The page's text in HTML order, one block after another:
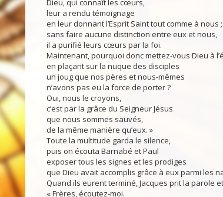
Dieu, qui connaît les cœurs,
leur a rendu témoignage
en leur donnant l’Esprit Saint tout comme à nous ;
sans faire aucune distinction entre eux et nous,
il a purifié leurs cœurs par la foi.
Maintenant, pourquoi donc mettez-vous Dieu à
en plaçant sur la nuque des disciples
un joug que nos pères et nous-mêmes
n’avons pas eu la force de porter ?
Oui, nous le croyons,
c’est par la grâce du Seigneur Jésus
que nous sommes sauvés,
de la même manière qu’eux. »
Toute la multitude garda le silence,
puis on écouta Barnabé et Paul
exposer tous les signes et les prodiges
que Dieu avait accomplis grâce à eux parmi les
Quand ils eurent terminé, Jacques prit la parole
« Frères, écoutez-moi.